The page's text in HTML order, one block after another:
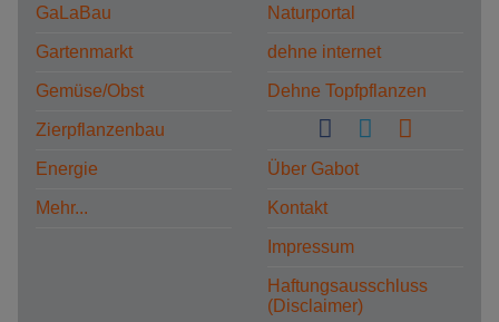
GaLaBau
Gartenmarkt
Gemüse/Obst
Zierpflanzenbau
Energie
Mehr...
Naturportal
dehne internet
Dehne Topfpflanzen
Über Gabot
Kontakt
Impressum
Haftungsausschluss
(Disclaimer)